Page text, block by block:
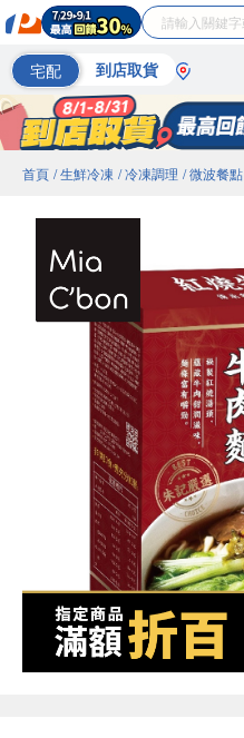
宅配 到店取貨
首頁 / 生鮮冷凍 / 冷凍調理 / 微波餐點